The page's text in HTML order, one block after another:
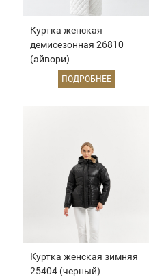
Куртка женская
демисезонная 26810
(айвори)
ПОДРОБНЕЕ
Куртка женская зимняя
25404 (черный)